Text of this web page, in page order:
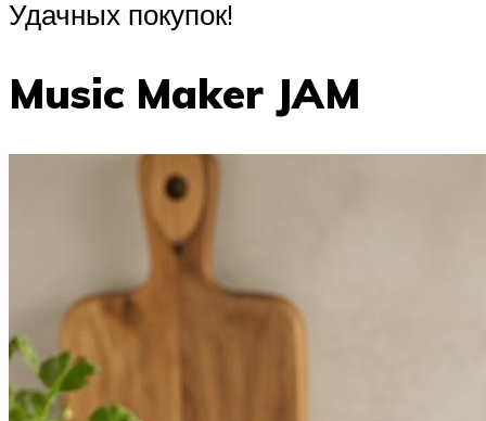
Удачных покупок!
Music Maker JAM